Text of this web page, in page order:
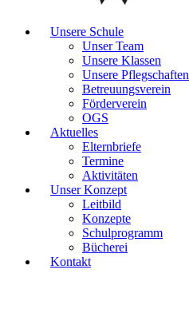
Unsere Schule
Unser Team
Unsere Klassen
Unsere Pflegschaften
Betreuungsverein
Förderverein
OGS
Aktuelles
Elternbriefe
Termine
Aktivitäten
Unser Konzept
Leitbild
Konzepte
Schulprogramm
Bücherei
Kontakt